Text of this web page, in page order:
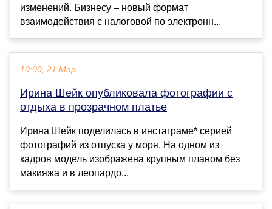
изменений. Бизнесу – новый формат
взаимодействия с налоговой по электронн...
10:00, 21 Мар
Ирина Шейк опубликовала фотографии с
отдыха в прозрачном платье
Ирина Шейк поделилась в инстаграме* серией
фотографий из отпуска у моря. На одном из
кадров модель изображена крупным планом без
макияжа и в леопардо...